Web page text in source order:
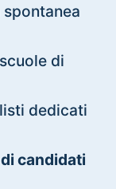
di
dedicati
candidati